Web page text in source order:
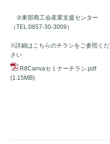
③東部商工会産業支援センター
（TEL:0857-30-3009 ）
※詳細はこちらのチラシをご参照くだ
さい
R8Canvaセミナーチラシ.pdf
(1.15MB)